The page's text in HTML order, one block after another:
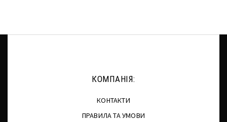
КОМПАНІЯ:
КОНТАКТИ
ПРАВИЛА ТА УМОВИ